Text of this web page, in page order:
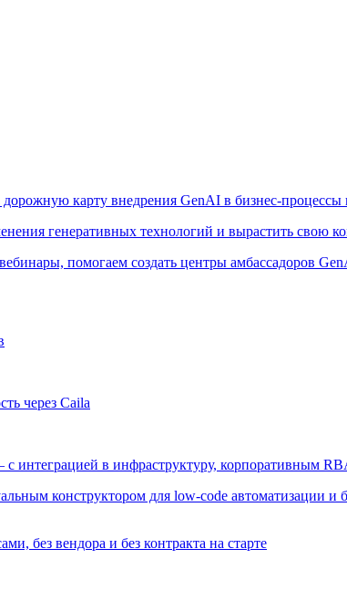
карту внедрения GenAI в бизнес-
генеративных технологий и вырастить свою
помогаем создать центры амбассадоров
через Caila
интеграцией в инфраструктуру, корпоративным
конструктором для low-code автоматизации и
без вендора и без контракта на старте